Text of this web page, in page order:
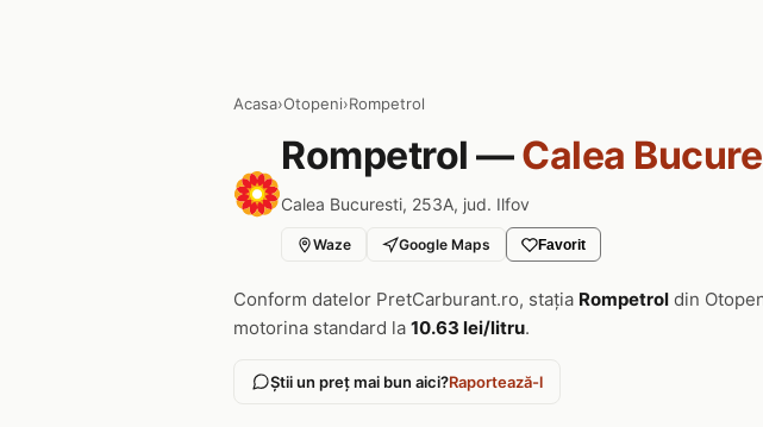
Acasa›Otopeni›Rompetrol
Rompetrol —Calea
Calea Bucuresti, 253A, jud. Ilfov
Waze Google Maps Favorit
Conform datelor PretCarburant.ro, stația Rompetrol din
motorina standard la 10.63 lei/litru.
Știi un preț mai bun aici?Raportează-l